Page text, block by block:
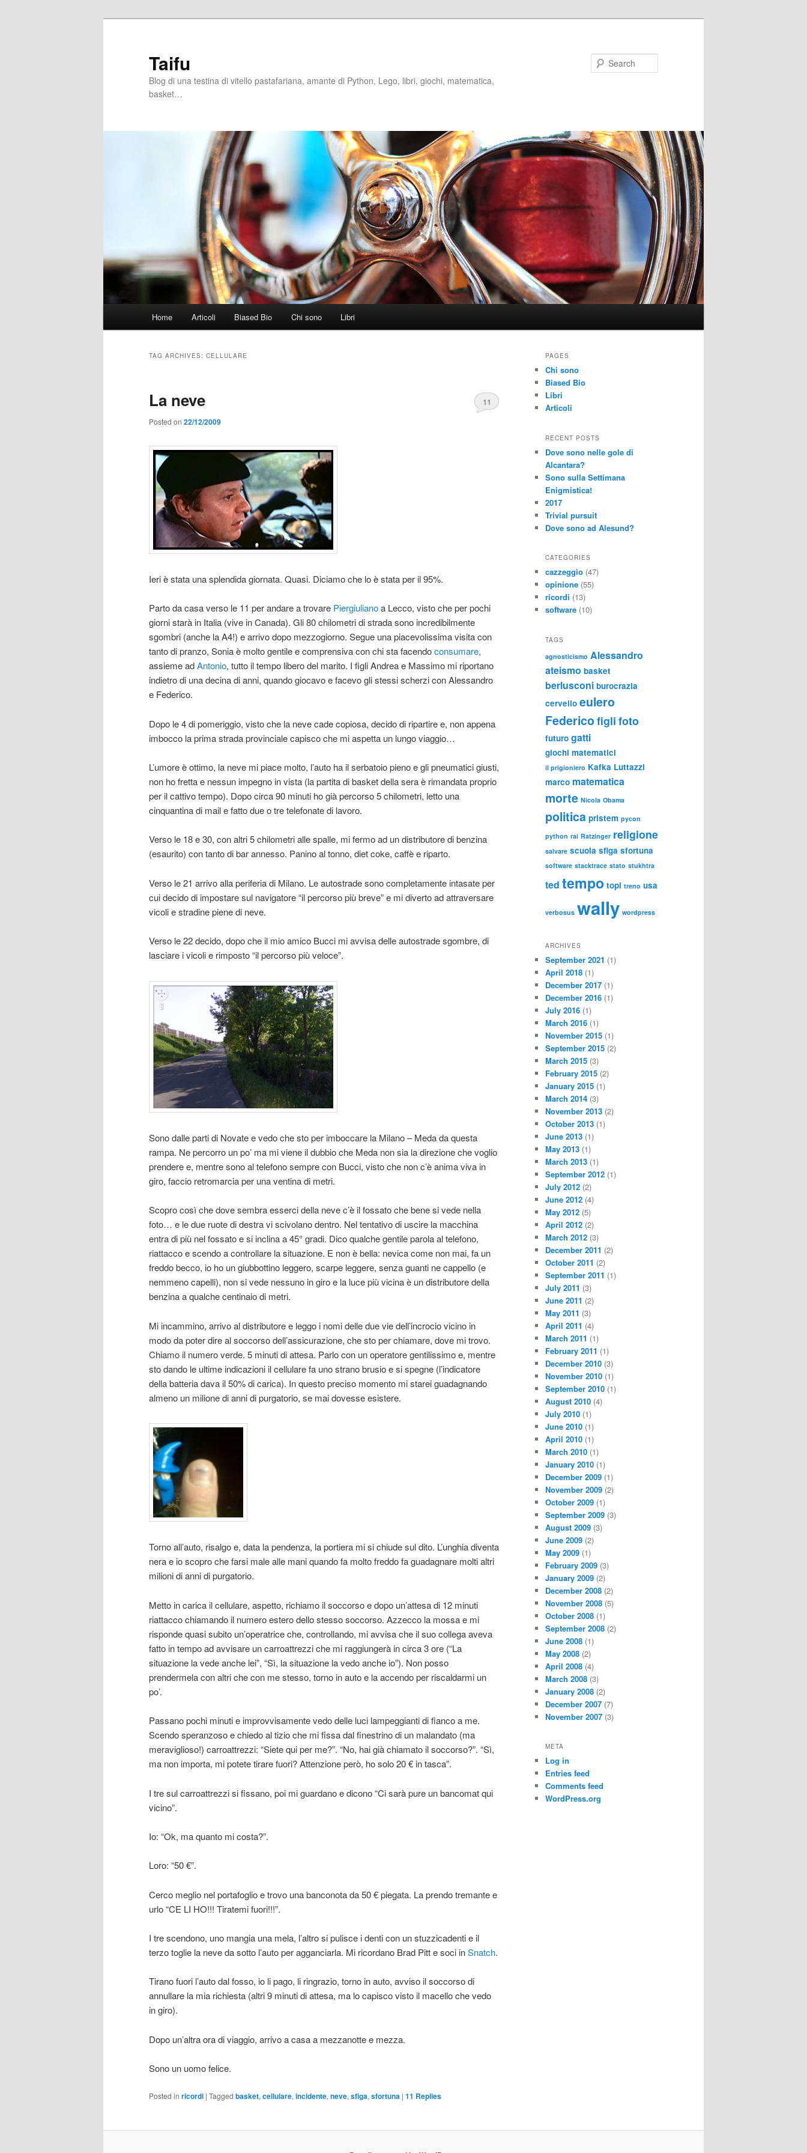
Taifu
Blog di una testina di vitello pastafariana, amante di Python, Lego, libri, giochi, matematica,
basket…
Home Articoli Biased Bio Chi sono Libri
TAG ARCHIVES: CELLULARE
La neve
Posted on 22/12/2009
11
Ieri è stata una splendida giornata. Quasi. Diciamo che lo è stata per il 95%.
Parto da casa verso le 11 per andare a trovare Piergiulianoa Lecco, visto che per pochi
giorni starà in Italia (vive in Canada). Gli 80 chilometri di strada sono incredibilmente
sgombri (anche la A4!) e arrivo dopo mezzogiorno. Segue una piacevolissima visita con
tanto di pranzo, Sonia è molto gentile e comprensiva con chi sta facendoconsumare,
assieme adAntonio, tutto il tempo libero del marito. I figli Andrea e Massimo mi riportano
indietro di una decina di anni, quando giocavo e facevo gli stessi scherzi con Alessandro
e Federico.
Dopo le 4 di pomeriggio, visto che la neve cade copiosa, decido di ripartire e, non appena
imbocco la prima strada provinciale capisco che mi aspetta un lungo viaggio…
L’umore è ottimo, la neve mi piace molto, l’auto ha il serbatoio pieno e gli pneumatici giusti,
non ho fretta e nessun impegno in vista (la partita di basket della sera è rimandata proprio
per il cattivo tempo). Dopo circa 90 minuti ho già percorso 5 chilometri, letto una
cinquantina di mail e fatto due o tre telefonate di lavoro.
Verso le 18 e 30, con altri 5 chilometri alle spalle, mi fermo ad un distributore di benzina
(esaurito) con tanto di bar annesso. Panino al tonno, diet coke, caffè e riparto.
Verso le 21 arrivo alla periferia di Milano. Le autostrade sono completamente intasate per
cui decido di impostare sul navigatore “il percorso più breve” e mi diverto ad attraversare
vicoli e stradine piene di neve.
Verso le 22 decido, dopo che il mio amico Bucci mi avvisa delle autostrade sgombre, di
lasciare i vicoli e rimposto “il percorso più veloce”.
Sono dalle parti di Novate e vedo che sto per imboccare la Milano – Meda da questa
rampa. Ne percorro un po’ ma mi viene il dubbio che Meda non sia la direzione che voglio
prendere e, mentre sono al telefono sempre con Bucci, visto che non c’è anima viva in
giro, faccio retromarcia per una ventina di metri.
Scopro così che dove sembra esserci della neve c’è il fossato che bene si vede nella
foto… e le due ruote di destra vi scivolano dentro. Nel tentativo di uscire la macchina
entra di più nel fossato e si inclina a 45° gradi. Dico qualche gentile parola al telefono,
riattacco e scendo a controllare la situazione. E non è bella: nevica come non mai, fa un
freddo becco, io ho un giubbottino leggero, scarpe leggere, senza guanti ne cappello (e
nemmeno capelli), non si vede nessuno in giro e la luce più vicina è un distributore della
benzina a qualche centinaio di metri.
Mi incammino, arrivo al distributore e leggo i nomi delle due vie dell’incrocio vicino in
modo da poter dire al soccorso dell’assicurazione, che sto per chiamare, dove mi trovo.
Chiamo il numero verde. 5 minuti di attesa. Parlo con un operatore gentilissimo e, mentre
sto dando le ultime indicazioni il cellulare fa uno strano brusio e si spegne (l’indicatore
della batteria dava il 50% di carica). In questo preciso momento mi starei guadagnando
almeno un milione di anni di purgatorio, se mai dovesse esistere.
Torno all’auto, risalgo e, data la pendenza, la portiera mi si chiude sul dito. L’unghia diventa
nera e io scopro che farsi male alle mani quando fa molto freddo fa guadagnare molti altri
milioni di anni di purgatorio.
Metto in carica il cellulare, aspetto, richiamo il soccorso e dopo un’attesa di 12 minuti
riattacco chiamando il numero estero dello stesso soccorso. Azzecco la mossa e mi
risponde quasi subito un’operatrice che, controllando, mi avvisa che il suo collega aveva
fatto in tempo ad avvisare un carroattrezzi che mi raggiungerà in circa 3 ore (“La
situazione la vede anche lei”, “Sì, la situazione la vedo anche io”). Non posso
prendermela con altri che con me stesso, torno in auto e la accendo per riscaldarmi un
po’.
Passano pochi minuti e improvvisamente vedo delle luci lampeggianti di fianco a me.
Scendo speranzoso e chiedo al tizio che mi fissa dal finestrino di un malandato (ma
meraviglioso!) carroattrezzi: “Siete qui per me?”. “No, hai già chiamato il soccorso?”. “Sì,
ma non importa, mi potete tirare fuori? Attenzione però, ho solo 20 € in tasca”.
I tre sul carroattrezzi si fissano, poi mi guardano e dicono “Ci sarà pure un bancomat qui
vicino”.
Io: “Ok, ma quanto mi costa?”.
Loro: “50 €”.
Cerco meglio nel portafoglio e trovo una banconota da 50 € piegata. La prendo tremante e
urlo “CE LI HO!!! Tiratemi fuori!!!”.
I tre scendono, uno mangia una mela, l’altro si pulisce i denti con un stuzzicadenti e il
terzo toglie la neve da sotto l’auto per agganciarla. Mi ricordano Brad Pitt e soci inSnatch.
Tirano fuori l’auto dal fosso, io li pago, li ringrazio, torno in auto, avviso il soccorso di
annullare la mia richiesta (altri 9 minuti di attesa, ma lo capisco visto il macello che vedo
in giro).
Dopo un’altra ora di viaggio, arrivo a casa a mezzanotte e mezza.
Sono un uomo felice.
Posted in ricordi | Tagged basket, cellulare, incidente, neve, sfiga, sfortuna | 11 Replies
PAGES
Chi sono
Biased Bio
Libri
Articoli
RECENT POSTS
Dove sono nelle gole di
Alcantara?
Sono sulla Settimana
Enigmistica!
2017
Trivial pursuit
Dove sono ad Alesund?
CATEGORIES
cazzeggio (47)
opinione (55)
ricordi (13)
software (10)
TAGS
agnosticismo Alessandro
ateismo basket
berlusconi burocrazia
cervello eulero
Federico figli foto
futuro gatti
giochi matematici
il prigioniero Kafka Luttazzi
marco matematica
morte Nicola Obama
politica pristem pycon
python rai Ratzinger religione
salvare scuola sfiga sfortuna
software stacktrace stato stukhtra
ted tempo topi treno usa
verbosus wally wordpress
ARCHIVES
September 2021 (1)
April 2018 (1)
December 2017 (1)
December 2016 (1)
July 2016 (1)
March 2016 (1)
November 2015 (1)
September 2015 (2)
March 2015 (3)
February 2015 (2)
January 2015 (1)
March 2014 (3)
November 2013 (2)
October 2013 (1)
June 2013 (1)
May 2013 (1)
March 2013 (1)
September 2012 (1)
July 2012 (2)
June 2012 (4)
May 2012 (5)
April 2012 (2)
March 2012 (3)
December 2011 (2)
October 2011 (2)
September 2011 (1)
July 2011 (3)
June 2011 (2)
May 2011 (3)
April 2011 (4)
March 2011 (1)
February 2011 (1)
December 2010 (3)
November 2010 (1)
September 2010 (1)
August 2010 (4)
July 2010 (1)
June 2010 (1)
April 2010 (1)
March 2010 (1)
January 2010 (1)
December 2009 (1)
November 2009 (2)
October 2009 (1)
September 2009 (3)
August 2009 (3)
June 2009 (2)
May 2009 (1)
February 2009 (3)
January 2009 (2)
December 2008 (2)
November 2008 (5)
October 2008 (1)
September 2008 (2)
June 2008 (1)
May 2008 (2)
April 2008 (4)
March 2008 (3)
January 2008 (2)
December 2007 (7)
November 2007 (3)
META
Log in
Entries feed
Comments feed
WordPress.org